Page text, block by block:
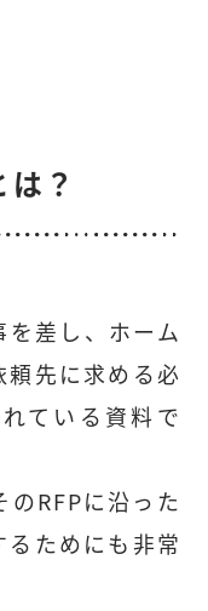
？
差し、ホーム
先に求める必
ている資料で
RFPに沿った
ためにも非常